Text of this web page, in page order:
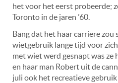
het voor het eerst probeerde;
Toronto in de jaren ’60.
Bang dat het haar carriere zou
wietgebruik lange tijd voor
met wiet werd gesnapt was ze
en haar man Robert uit de
juli ook het recreatieve